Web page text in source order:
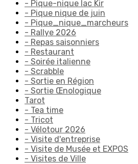
- Pique-nique lac Kir
- Pique nique de juin
- Pique_nique_marcheurs
- Rallye 2026
- Repas saisonniers
- Restaurant
- Soirée italienne
- Scrabble
- Sortie en Région
- Sortie Œnologique
Tarot
- Tea time
- Tricot
- Vélotour 2026
- Visite d'entreprise
- Visite de Musée et EXPOS
- Visites de Ville